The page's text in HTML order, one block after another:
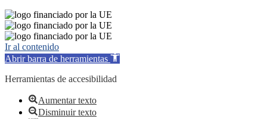
Ir al contenido
Abrir barra de herramientas
Herramientas de accesibilidad
Aumentar texto
Disminuir texto